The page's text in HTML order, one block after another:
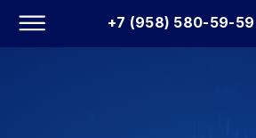
+7 (958) 580-59-59